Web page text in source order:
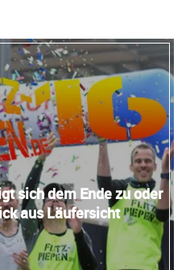
sich dem Ende zu oder
aus Läufersicht